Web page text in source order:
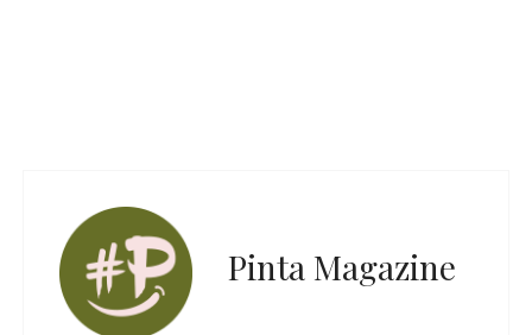
Pinta Magazine